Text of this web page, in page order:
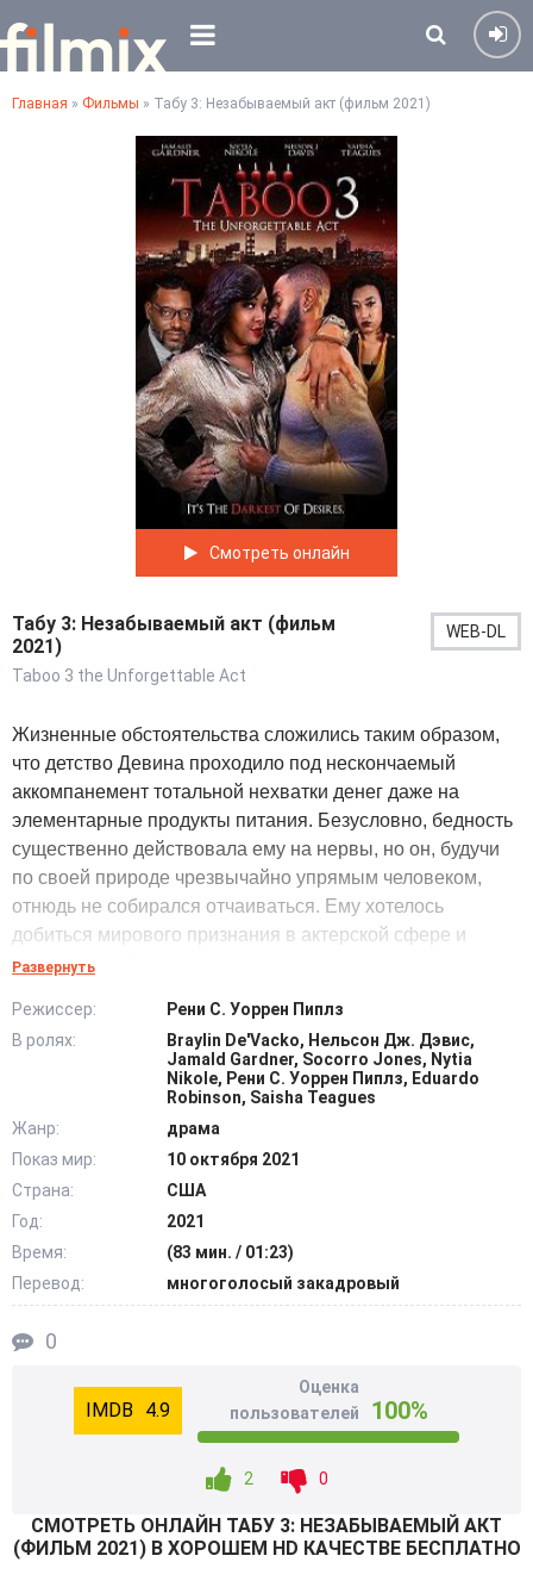
Главная » Фильмы » Табу 3: Незабываемый акт (фильм 2021)
Смотреть онлайн
Табу 3: Незабываемый акт (фильм
2021)
Taboo 3 the Unforgettable Act
WEB-DL
Жизненные обстоятельства сложились таким образом,
что детство Девина проходило под нескончаемый
аккомпанемент тотальной нехватки денег даже на
элементарные продукты питания. Безусловно, бедность
существенно действовала ему на нервы, но он, будучи
по своей природе чрезвычайно упрямым человеком,
отнюдь не собирался отчаиваться. Ему хотелось
добиться мирового признания в актерской сфере и
ловить на себе восхищенные взгляды многочисленных
рассказали о том, что его биологической матерью, в
действительности, является кинозвезда,
прославившаяся за счёт съёмок в различных
мелодрамах. Как только парень узнал об этом факте
своей биографии, он пообещал самому себе, что
непременно встретится с ближайшей родственницей.
Но, добившись цели, он испытал странноватые чувства.
@Filmix.fan
Развернуть
Режиссер:
Рени С. Уоррен Пиплз
В ролях:
Braylin De'Vacko, Нельсон Дж. Дэвис,
Jamald Gardner, Socorro Jones, Nytia
Nikole, Рени С. Уоррен Пиплз, Eduardo
Robinson, Saisha Teagues
Жанр:
драма
Показ мир:
10 октября 2021
Страна:
США
Год:
2021
Время:
(83 мин. / 01:23)
Перевод:
многоголосый закадровый
0
4.9
Оценка
пользователей
100%
2 0
СМОТРEТЬ ОНЛАЙН ТАБУ 3: НЕЗАБЫВАЕМЫЙ АКТ
(ФИЛЬМ 2021) В ХОРОШЕМ HD КАЧЕСТВЕ БЕСПЛАТНО